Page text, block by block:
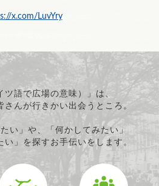
x.com/LuvYry
ツ語で広場の意味）」は、
んが行きかい出会うところ。
い」や、「何かしてみたい」
い」を探すお手伝いをします。